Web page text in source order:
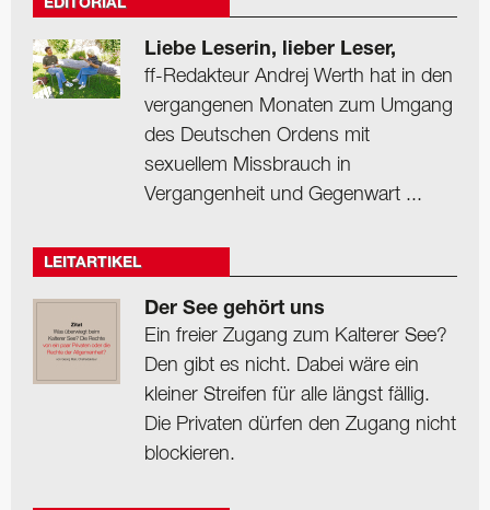
EDITORIAL
Liebe Leserin, lieber Leser,
ff-Redakteur Andrej Werth hat in den
vergangenen Monaten zum Umgang
des Deutschen Ordens mit
sexuellem Missbrauch in
Vergangenheit und Gegenwart ...
LEITARTIKEL
Der See gehört uns
Ein freier Zugang zum Kalterer See?
Den gibt es nicht. Dabei wäre ein
kleiner Streifen für alle längst fällig.
Die Privaten dürfen den Zugang nicht
blockieren.